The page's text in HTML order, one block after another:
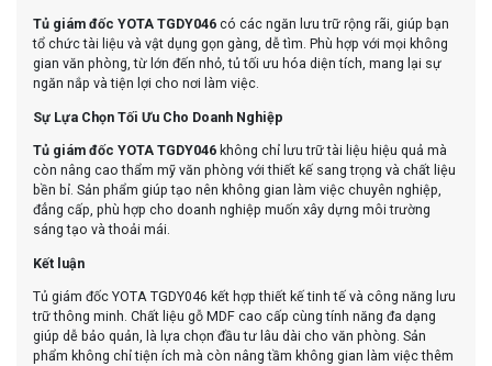
Tủ giám đốc YOTA TGDY046 có các ngăn lưu trữ rộng rãi, giúp bạn
tổ chức tài liệu và vật dụng gọn gàng, dễ tìm. Phù hợp với mọi không
gian văn phòng, từ lớn đến nhỏ, tủ tối ưu hóa diện tích, mang lại sự
ngăn nắp và tiện lợi cho nơi làm việc.
Sự Lựa Chọn Tối Ưu Cho Doanh Nghiệp
Tủ giám đốc YOTA TGDY046 không chỉ lưu trữ tài liệu hiệu quả mà
còn nâng cao thẩm mỹ văn phòng với thiết kế sang trọng và chất liệu
bền bỉ. Sản phẩm giúp tạo nên không gian làm việc chuyên nghiệp,
đẳng cấp, phù hợp cho doanh nghiệp muốn xây dựng môi trường
sáng tạo và thoải mái.
Kết luận
Tủ giám đốc YOTA TGDY046 kết hợp thiết kế tinh tế và công năng lưu
trữ thông minh. Chất liệu gỗ MDF cao cấp cùng tính năng đa dạng
giúp dễ bảo quản, là lựa chọn đầu tư lâu dài cho văn phòng. Sản
phẩm không chỉ tiện ích mà còn nâng tầm không gian làm việc thêm